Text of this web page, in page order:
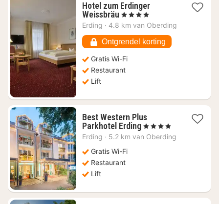
Hotel zum Erdinger
Weissbräu 1
nacht
€
123,71
, 4 Sterren
Erding · 4.8 km van Oberding
Ontgrendel korting
Gratis Wi-Fi
Restaurant
Lift
Best Western Plus
Parkhotel Erding1
nacht
, 4 Sterren
Erding · 5.2 km van Oberding
Gratis Wi-Fi
Restaurant
Lift